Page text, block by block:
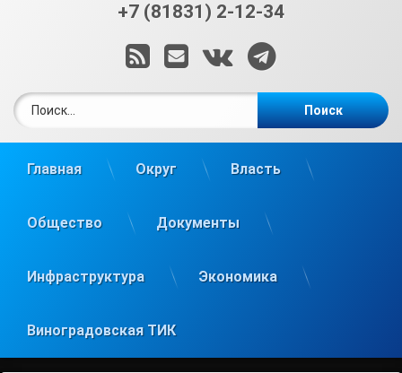
+7 (81831) 2-12-34
RSSE-mailВКонтакте
Telegram
Главная Округ Власть
Общество Документы
Инфраструктура Экономика
Виноградовская ТИК